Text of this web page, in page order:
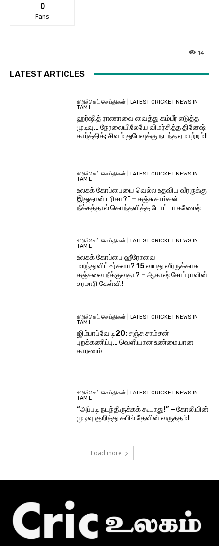
0
Fans
14
LATEST ARTICLES
கிரிக்கெட் செய்திகள் | LATEST CRICKET NEWS IN
TAMIL
ஹர்ஷித் ராணாவை வைத்து கம்பீர் எடுத்த
முடிவு… நேரலையிலேயே விமர்சித்த தினேஷ்
கார்த்திக்; சிவம் துபேவுக்கு நடந்த ஏமாற்றம்!
கிரிக்கெட் செய்திகள் | LATEST CRICKET NEWS IN
TAMIL
உலகக் கோப்பையை வெல்ல உதவிய வீரருக்கு
இதுதான் பரிசா?” – சஞ்சு சாம்சன்
நீக்கத்தால் கொந்தளித்த டோட்டா கணேஷ்
கிரிக்கெட் செய்திகள் | LATEST CRICKET NEWS IN
TAMIL
உலகக் கோப்பை ஹீரோவை
மறந்துவிட்டீர்களா? 15 வயது வீரருக்காக
சஞ்சுவை நீக்குவதா? – ஆகாஷ் சோப்ராவின்
சரமாரி கேள்வி!
கிரிக்கெட் செய்திகள் | LATEST CRICKET NEWS IN
TAMIL
ஜிம்பாப்வே டி20: சஞ்சு சாம்சன்
புறக்கணிப்பு… வெளியான உண்மையான
காரணம்
கிரிக்கெட் செய்திகள் | LATEST CRICKET NEWS IN
TAMIL
“அப்படி நடந்திருக்கக் கூடாது!” – கோலியின்
முடிவு குறித்து கபில் தேவின் வருத்தம்!
Load more